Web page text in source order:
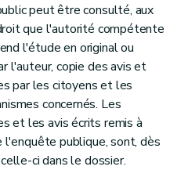
peut être consulté, aux
que l'autorité compétente
l'étude en original ou
l'auteur, copie des avis et
par les citoyens et les
concernés. Les
et les avis écrits remis à
publique, sont, dès
ci dans le dossier.